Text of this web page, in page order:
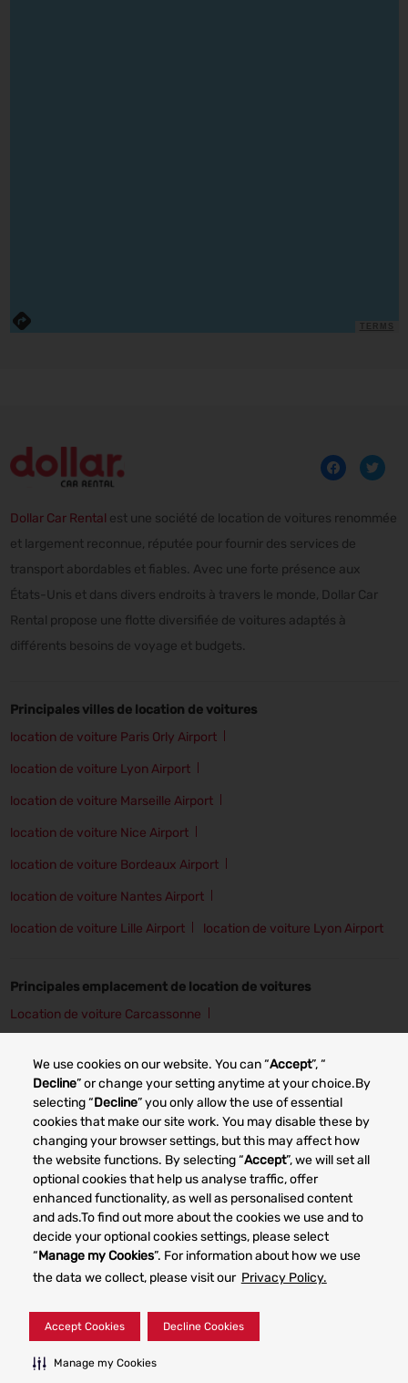
We use cookies on our website. You can “Accept”, “
Decline” or change your setting anytime at your choice.By
selecting “Decline” you only allow the use of essential
cookies that make our site work. You may disable these by
changing your browser settings, but this may affect how
the website functions. By selecting “Accept”, we will set all
optional cookies that help us analyse traffic, offer
enhanced functionality, as well as personalised content
and ads.To find out more about the cookies we use and to
decide your optional cookies settings, please select
“Manage my Cookies”. For information about how we use
the data we collect, please visit our Privacy Policy.
Accept Cookies Decline Cookies
Manage my Cookies
Dollar Car Rental est une société de location de voitures renommée
et largement reconnue, réputée pour fournir des services de
transport abordables et fiables. Avec une forte présence aux
États-Unis et dans divers endroits à travers le monde, Dollar Car
Rental propose une flotte diversifiée de voitures adaptés à
différents besoins de voyage et budgets.
Principales villes de location de voitures
location de voiture Paris Orly Airport
location de voiture Lyon Airport
location de voiture Marseille Airport
location de voiture Nice Airport
location de voiture Bordeaux Airport
location de voiture Nantes Airport
location de voiture Lille Airport location de voiture Lyon Airport
Principales emplacement de location de voitures
Location de voiture Carcassonne
Location de voiture Angers Location de voiture Lille
Location de voiture Lyon Location de voiture Nancy
Location de voiture Bordeaux
Other car rental markets
© 2023 Dollar Rent a Car System, Inc. Privacy Policy -
Your Privacy Rights Terms of Use